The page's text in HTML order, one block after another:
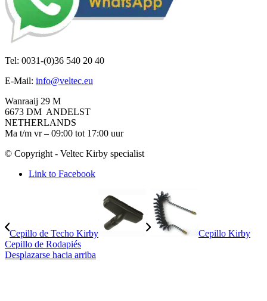
Tel: 0031-(0)36 540 20 40
E-Mail: info@veltec.eu
Wanraaij 29 M
6673 DM ANDELST
NETHERLANDS
Ma t/m vr – 09:00 tot 17:00 uur
© Copyright - Veltec Kirby specialist
Link to Facebook
Cepillo de Techo Kirby
Cepillo Kirby
Cepillo de Rodapiés
Desplazarse hacia arriba